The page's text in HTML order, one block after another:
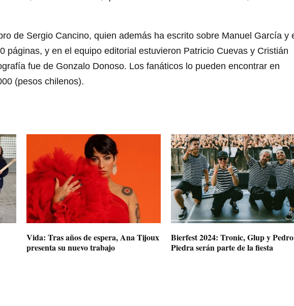
de Sergio Cancino, quien además ha escrito sobre Manuel García y
páginas, y en el equipo editorial estuvieron Patricio Cuevas y Cristián
fue de Gonzalo Donoso. Los fanáticos lo pueden encontrar en
(pesos chilenos).
Vida: Tras años de espera, Ana Tijoux
presenta su nuevo trabajo
Bierfest 2024: Tronic, Glup y Pedro
Piedra serán parte de la fiesta